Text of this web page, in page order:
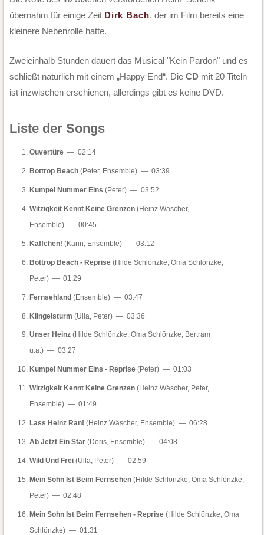
übernahm für einige Zeit Dirk Bach, der im Film bereits eine
kleinere Nebenrolle hatte.
Zweieinhalb Stunden dauert das Musical "Kein Pardon" und es
schließt natürlich mit einem „Happy End“. Die CDmit 20 Titeln
ist inzwischen erschienen, allerdings gibt es keine DVD.
Liste der Songs
Ouvertüre— 02:14
Bottrop Beach(Peter, Ensemble) — 03:39
Kumpel Nummer Eins (Peter) — 03:52
Witzigkeit Kennt Keine Grenzen(Heinz Wäscher,
Ensemble) — 00:45
Käffchen! (Karin, Ensemble) — 03:12
Bottrop Beach - Reprise(Hilde Schlönzke, Oma Schlönzke,
Peter) — 01:29
Fernsehland(Ensemble) — 03:47
Klingelsturm (Ulla, Peter) — 03:36
Unser Heinz(Hilde Schlönzke, Oma Schlönzke, Bertram
u.a.) — 03:27
Kumpel Nummer Eins - Reprise(Peter) — 01:03
Witzigkeit Kennt Keine Grenzen(Heinz Wäscher, Peter,
Ensemble) — 01:49
Lass Heinz Ran! (Heinz Wäscher, Ensemble) — 06:28
Ab Jetzt Ein Star(Doris, Ensemble) — 04:08
Wild Und Frei(Ulla, Peter) — 02:59
Mein Sohn Ist Beim Fernsehen(Hilde Schlönzke, Oma Schlönzke,
Peter) — 02:48
Mein Sohn Ist Beim Fernsehen - Reprise(Hilde Schlönzke, Oma
Schlönzke) — 01:31